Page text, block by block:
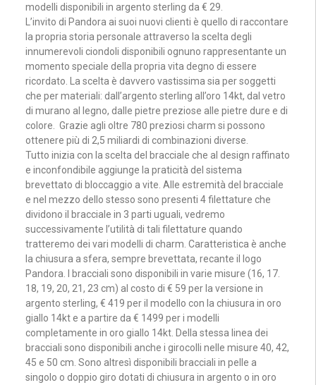
modelli disponibili in argento sterling da € 29.
L’invito di Pandora ai suoi nuovi clienti è quello di raccontare
la propria storia personale attraverso la scelta degli
innumerevoli ciondoli disponibili ognuno rappresentante un
momento speciale della propria vita degno di essere
ricordato. La scelta è davvero vastissima sia per soggetti
che per materiali: dall’argento sterling all’oro 14kt, dal vetro
di murano al legno, dalle pietre preziose alle pietre dure e di
colore. Grazie agli oltre 780 preziosi charm si possono
ottenere più di 2,5 miliardi di combinazioni diverse.
Tutto inizia con la scelta del bracciale che al design raffinato
e inconfondibile aggiunge la praticità del sistema
brevettato di bloccaggio a vite. Alle estremità del bracciale
e nel mezzo dello stesso sono presenti 4 filettature che
dividono il bracciale in 3 parti uguali, vedremo
successivamente l’utilità di tali filettature quando
tratteremo dei vari modelli di charm. Caratteristica è anche
la chiusura a sfera, sempre brevettata, recante il logo
Pandora. I bracciali sono disponibili in varie misure (16, 17.
18, 19, 20, 21, 23 cm) al costo di € 59 per la versione in
argento sterling, € 419 per il modello con la chiusura in oro
giallo 14kt e a partire da € 1499 per i modelli
completamente in oro giallo 14kt. Della stessa linea dei
bracciali sono disponibili anche i girocolli nelle misure 40, 42,
45 e 50 cm. Sono altresì disponibili bracciali in pelle a
singolo o doppio giro dotati di chiusura in argento o in oro